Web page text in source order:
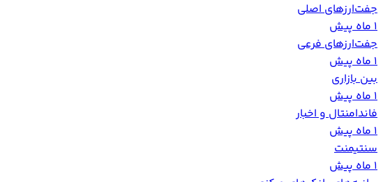
جفت‌ارزهای اصلی
1 ماه پیش
جفت‌ارزهای فرعی
1 ماه پیش
بین بازاری
1 ماه پیش
فاندامنتال و اخبار
1 ماه پیش
سنتیمنت
1 ماه پیش